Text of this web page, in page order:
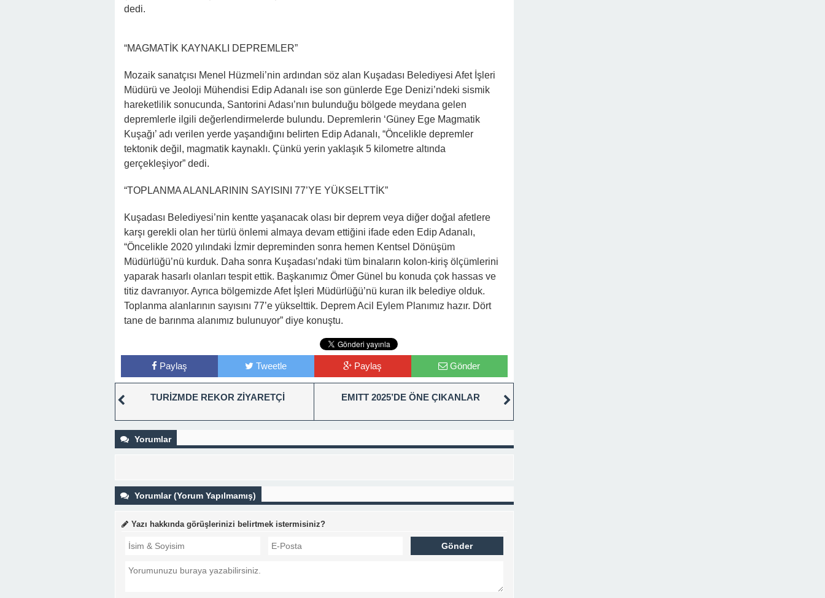
dedi.
“MAGMATİK KAYNAKLI DEPREMLER”
Mozaik sanatçısı Menel Hüzmeli’nin ardından söz alan Kuşadası Belediyesi Afet İşleri
Müdürü ve Jeoloji Mühendisi Edip Adanalı ise son günlerde Ege Denizi’ndeki sismik
hareketlilik sonucunda, Santorini Adası’nın bulunduğu bölgede meydana gelen
depremlerle ilgili değerlendirmelerde bulundu. Depremlerin ‘Güney Ege Magmatik
Kuşağı’ adı verilen yerde yaşandığını belirten Edip Adanalı, “Öncelikle depremler
tektonik değil, magmatik kaynaklı. Çünkü yerin yaklaşık 5 kilometre altında
gerçekleşiyor” dedi.
“TOPLANMA ALANLARININ SAYISINI 77’YE YÜKSELTTİK”
Kuşadası Belediyesi’nin kentte yaşanacak olası bir deprem veya diğer doğal afetlere
karşı gerekli olan her türlü önlemi almaya devam ettiğini ifade eden Edip Adanalı,
“Öncelikle 2020 yılındaki İzmir depreminden sonra hemen Kentsel Dönüşüm
Müdürlüğü’nü kurduk. Daha sonra Kuşadası’ndaki tüm binaların kolon-kiriş ölçümlerini
yaparak hasarlı olanları tespit ettik. Başkanımız Ömer Günel bu konuda çok hassas ve
titiz davranıyor. Ayrıca bölgemizde Afet İşleri Müdürlüğü’nü kuran ilk belediye olduk.
Toplanma alanlarının sayısını 77’e yükselttik. Deprem Acil Eylem Planımız hazır. Dört
tane de barınma alanımız bulunuyor” diye konuştu.
Paylaş Tweetle Paylaş Gönder
TURİZMDE REKOR ZİYARETÇİ EMITT 2025’DE ÖNE ÇIKANLAR
Yorumlar
Yorumlar (Yorum Yapılmamış)
Yazı hakkında görüşlerinizi belirtmek istermisiniz?